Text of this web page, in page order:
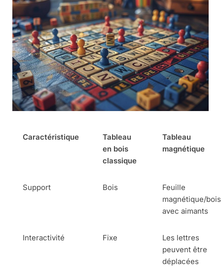
Caractéristique
Tableau
en bois
classique
Tableau
magnétique
Support Bois
Feuille
magnétique/bois
avec aimants
Interactivité Fixe
Les lettres
peuvent être
déplacées